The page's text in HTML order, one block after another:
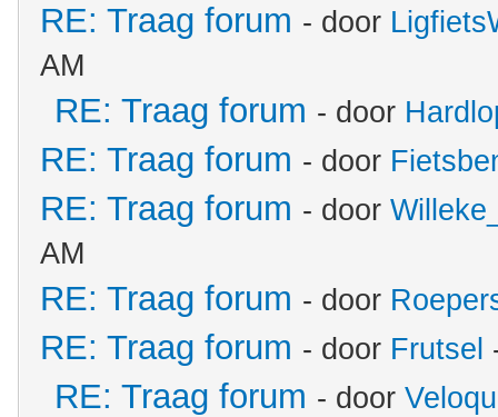
RE: Traag forum - door
AM
RE: Traag forum - door
RE: Traag forum - door
RE: Traag forum - door
AM
RE: Traag forum - door
RE: Traag forum - door Frutsel
RE: Traag forum - door